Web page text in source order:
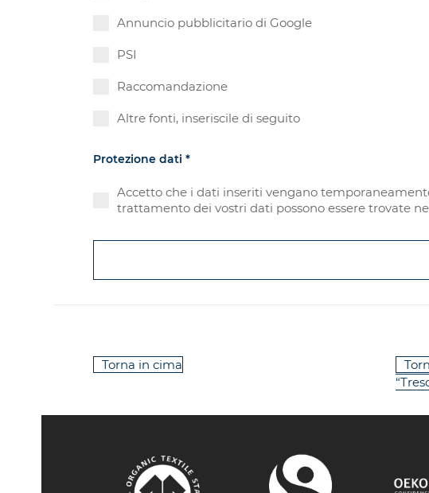
Annuncio pubblicitario di Google
PSI
Raccomandazione
Altre fonti, inseriscile di seguito
Protezione dati*
Accetto che i dati inseriti vengano
trattamento dei vostri dati possono essere trovate
Torna in cima